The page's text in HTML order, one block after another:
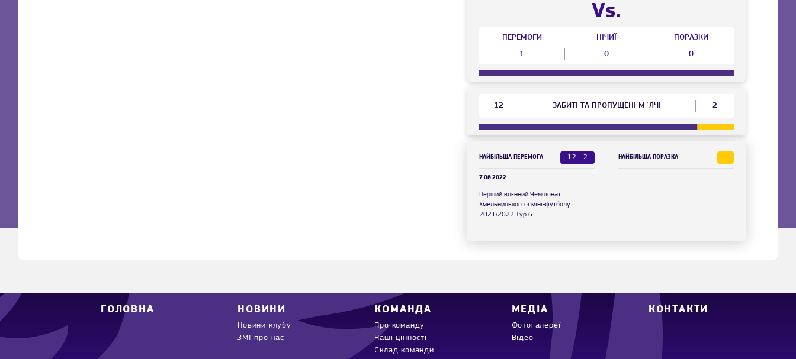
Vs.
ПЕРЕМОГИ
1
НІЧИЇ
0
ПОРАЗКИ
0
12 ЗАБИТІ ТА ПРОПУЩЕНІ М`ЯЧІ 2
НАЙБІЛЬША ПЕРЕМОГА 12 - 2
7.08.2022
Перший воєнний Чемпіонат
Хмельницького з міні-футболу
2021/2022 Тур 6
НАЙБІЛЬША ПОРАЗКА -
ГОЛОВНА НОВИНИ
Новини клубу
ЗМІ про нас
КОМАНДА
Про команду
Наші цінності
Склад команди
МЕДІА
Фотогалереї
Відео
КОНТАКТИ